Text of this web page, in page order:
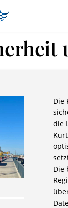
Die
die
Die